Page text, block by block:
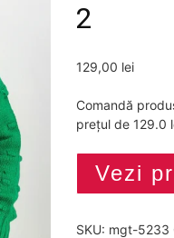
2
129,00 lei
Comandă
prețul de 129.0
Vezi
SKU: mgt-5233